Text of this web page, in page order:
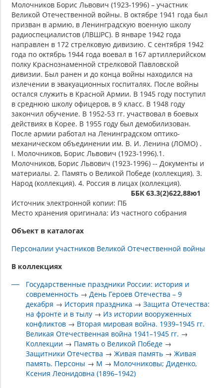
Молочников Борис Львович (1923-1996) – участник
Великой Отечественной войны. В октябре 1941 года был
призван в армию, в Ленинградскую военную школу
радиоспециалистов (ЛВШРС). В январе 1942 года
направлен в 172 стрелковую дивизию. С сентября 1942
года по октябрь 1944 года воевал в 167 артиллерийском
полку Краснознаменной стрелковой Павловской
дивизии. Был ранен и до конца войны находился на
излечении в эвакуационных госпиталях. После войны
остался служить в Красной Армии. В 1945 году поступил
в среднюю школу офицеров, в 9 класс. В 1948 году
закончил обучение. В 1952-53 гг. участвовал в боевых
действиях в Корее. В 1955 году был демобилизован.
После армии работал на Ленинградском оптико-
механическом объединении им. В. И. Ленина (ЛОМО) .
I. Молочников, Борис Львович (1923-1996).1.
Молочников, Борис Львович (1923-1996) -- Документы и
материалы. 2. Память о Великой Победе (коллекция). 3.
Народ (коллекция). 4. Россия в лицах (коллекция).
ББК 63.3(2)622,88ю1
Источник электронной копии: ПБ
Место хранения оригинала: Из частного собрания
Объект в каталогах
Персоналии участников Великой Отечественной войны
В коллекциях
Государственные праздники России: история и
современность →День Героев Отечества – 9
декабря → История праздника →Защита Отечества:
на фронте и в тылу → Из истории вооруженных
конфликтов → Вторая мировая война. 1939–1945 гг.
Великая Отечественная война 1941–1945 гг. →
Коллекции → Память о Великой Победе →
Защитники Отечества →Живая память →Живая
память. Персоны → М → Молочниковы; Диденко,
Ксения Леонидовна (1896–1942)